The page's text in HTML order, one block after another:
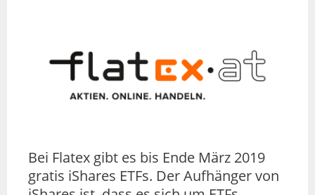
Bei Flatex gibt es bis Ende März 2019
gratis iShares ETFs. Der Aufhänger von